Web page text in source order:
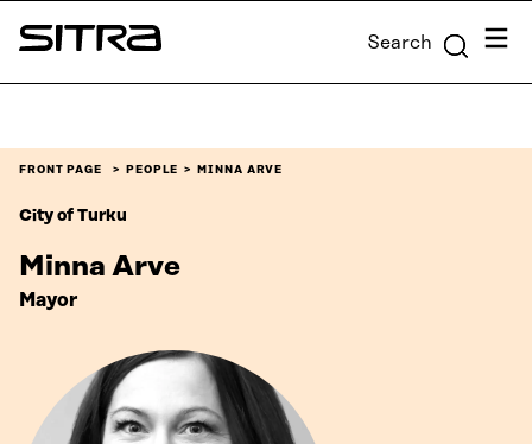
Skip to
content
Sitra Search Menu
FRONT PAGE PEOPLE MINNA ARVE
City of Turku
Minna Arve
Mayor